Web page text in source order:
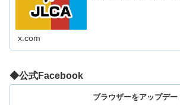
x.com
◆公式Facebook
ブラウザーをアップデ